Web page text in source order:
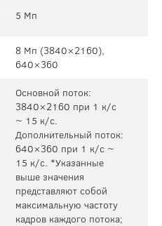
5 Мп
8 Мп (3840×2160),
640×360
Основной поток:
3840×2160 при 1 к/с
~ 15 к/с.
Дополнительный поток:
640×360 при 1 к/с ~
15 к/с. *Указанные
выше значения
представляют собой
максимальную частоту
кадров каждого потока;